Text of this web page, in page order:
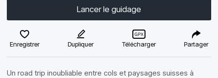
Lancer le guidage
Enregistrer Dupliquer Télécharger Partager
Un road trip inoubliable entre cols et paysages suisses à